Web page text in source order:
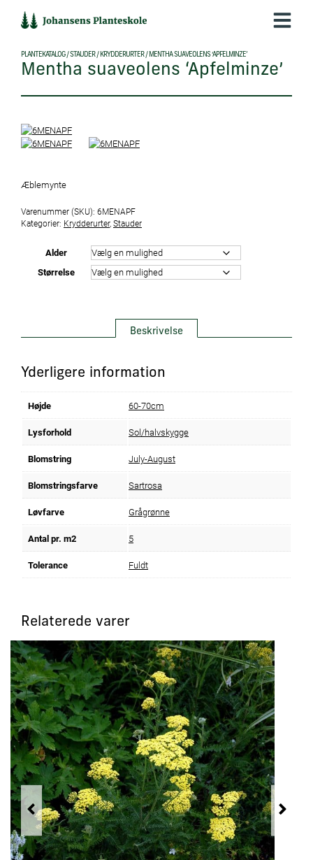
indholdet
PLANTEKATALOG/STAUDER/ KRYDDERURTER/ MENTHA SUAVEOLENS ‘APFELMINZE’
Mentha suaveolens ‘Apfelminze’
Æblemynte
Varenummer (SKU): 6MENAPF
Kategorier: Krydderurter, Stauder
Alder
Størrelse
Beskrivelse
Yderligere information
Højde 60-70cm
Lysforhold Sol/halvskygge
Blomstring July-August
Blomstringsfarve Sartrosa
Løvfarve Grågrønne
Antal pr. m2 5
Tolerance Fuldt
Relaterede varer